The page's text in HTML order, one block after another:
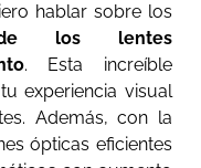
hablar sobre los
de los lentes
. Esta increíble
experiencia visual
Además, con la
ópticas eficientes